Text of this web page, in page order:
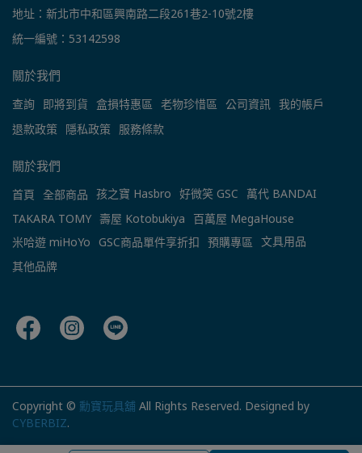
地址：新北市中和區興南路二段261巷2-10號2樓
統一編號：53142598
關於我們
查詢 即將到貨 盒損特惠區 老物珍惜區 公司資訊 我的帳戶
退款政策 隱私政策 服務條款
關於我們
首頁 全部商品 孩之寶 Hasbro 好微笑 GSC
萬代 BANDAI
TAKARA TOMY 壽屋 Kotobukiya
百萬屋 MegaHouse
米哈遊 miHoYo GSC商品單件享折扣 預購專區 文具用品
其他品牌
Copyright © 勳寶玩具舖 All Rights Reserved. Designed by
CYBERBIZ.